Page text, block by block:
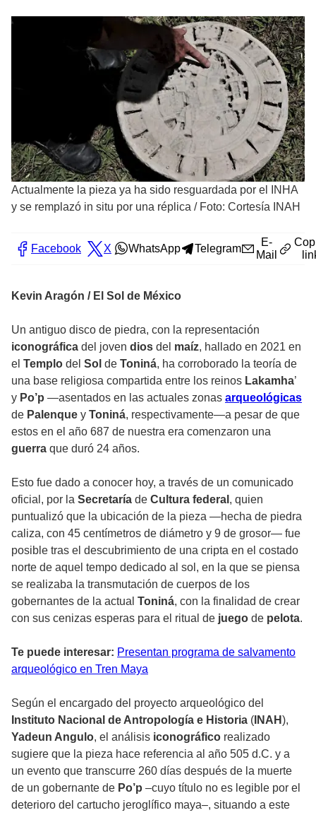
Actualmente la pieza ya ha sido resguardada por el INHA
y se remplazó in situ por una réplica / Foto: Cortesía INAH
Facebook X WhatsApp Telegram
E-
Mail
Kevin Aragón / El Sol de México
Un antiguo disco de piedra, con la representación
iconográfica del joven dios del maíz, hallado en 2021 en
el Templo del Sol de Toniná, ha corroborado la teoría de
una base religiosa compartida entre los reinos Lakamha’
y Po’p —asentados en las actuales zonas arqueológicas
de Palenque y Toniná, respectivamente—a pesar de que
estos en el año 687 de nuestra era comenzaron una
guerra que duró 24 años.
Esto fue dado a conocer hoy, a través de un comunicado
oficial, por la Secretaría de Cultura federal , quien
puntualizó que la ubicación de la pieza —hecha de piedra
caliza, con 45 centímetros de diámetro y 9 de grosor— fue
posible tras el descubrimiento de una cripta en el costado
norte de aquel tempo dedicado al sol, en la que se piensa
se realizaba la transmutación de cuerpos de los
gobernantes de la actual Toniná, con la finalidad de crear
con sus cenizas esperas para el ritual de juego de pelota.
Te puede interesar: Presentan programa de salvamento
arqueológico en Tren Maya
Según el encargado del proyecto arqueológico del
Instituto Nacional de Antropología e Historia ( INAH),
Yadeun Angulo, el análisis iconográfico realizado
sugiere que la pieza hace referencia al año 505 d.C. y a
un evento que transcurre 260 días después de la muerte
de un gobernante de Po’p –cuyo título no es legible por el
deterioro del cartucho jeroglífico maya–, situando a este